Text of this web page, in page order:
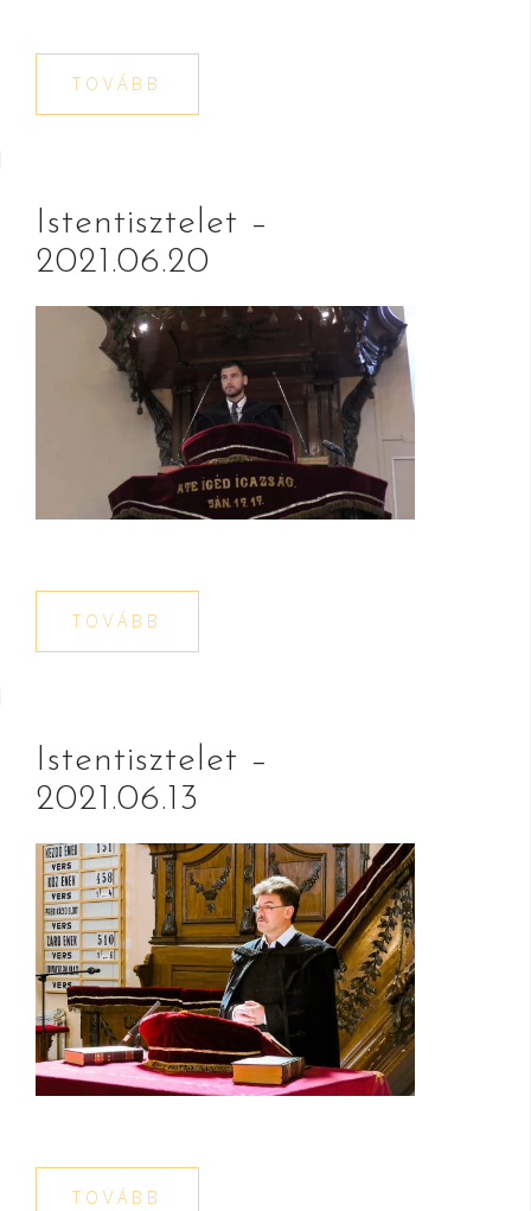
TOVÁBB
Istentisztelet –
2021.06.20
TOVÁBB
Istentisztelet –
2021.06.13
TOVÁBB